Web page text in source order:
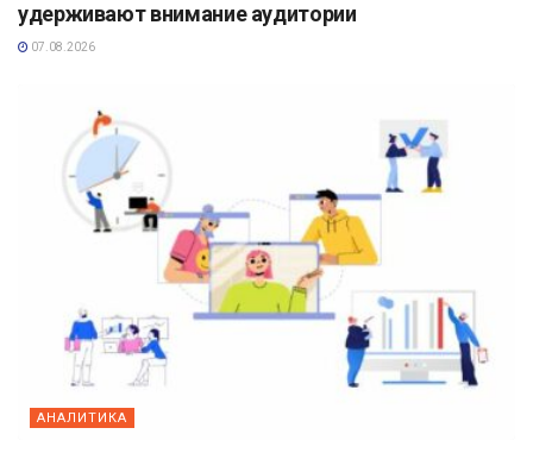
удерживают внимание аудитории
07.08.2026
АНАЛИТИКА